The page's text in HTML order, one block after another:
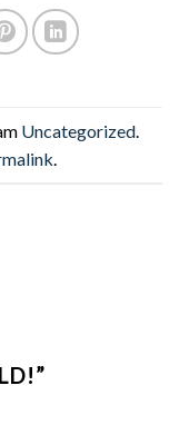
Uncategorized.
”